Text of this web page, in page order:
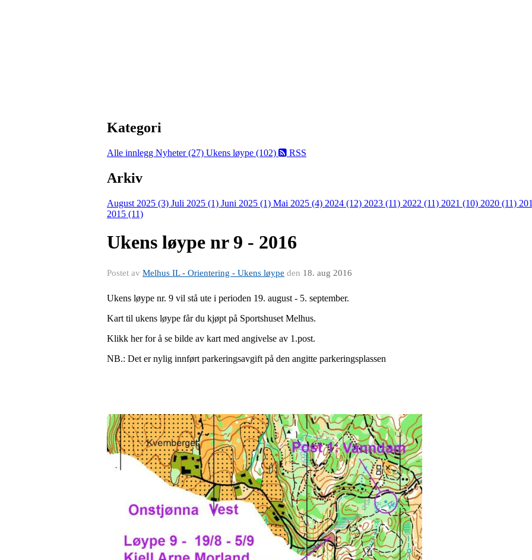
Kategori
Alle innlegg Nyheter (27) Ukens løype (102) RSS
Arkiv
August 2025 (3) Juli 2025 (1) Juni 2025 (1) Mai 2025 (4) 2024 (12) 2023 (11) 2022 (11) 2021 (10) 2020 (11)
2015 (11)
Ukens løype nr 9 - 2016
Postet av Melhus IL - Orientering - Ukens løype den 18. aug 2016
Ukens løype nr. 9 vil stå ute i perioden 19. august - 5. september.
Kart til ukens løype får du kjøpt på Sportshuset Melhus.
Klikk her for å se bilde av kart med angivelse av 1.post.
NB.: Det er nylig innført parkeringsavgift på den angitte parkeringsplassen